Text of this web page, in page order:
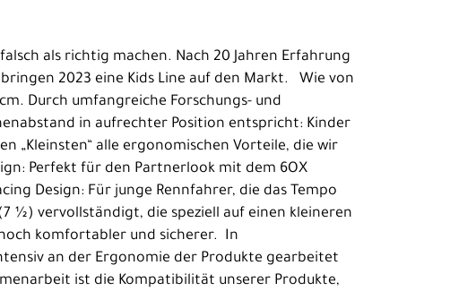
als richtig machen. Nach 20 Jahren Erfahrung
2023 eine Kids Line auf den Markt. Wie von
Durch umfangreiche Forschungs- und
in aufrechter Position entspricht: Kinder
„Kleinsten“ alle ergonomischen Vorteile, die wir
Perfekt für den Partnerlook mit dem 6OX
Design: Für junge Rennfahrer, die das Tempo
½) vervollständigt, die speziell auf einen kleineren
komfortabler und sicherer. In
an der Ergonomie der Produkte gearbeitet
ist die Kompatibilität unserer Produkte,